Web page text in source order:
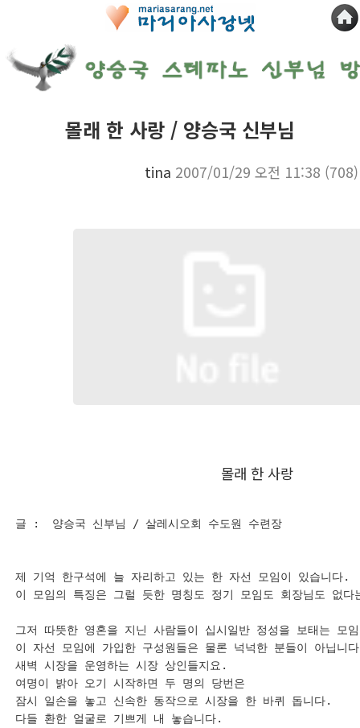
몰래 한 사랑 / 양승국 신부님
tina 2007/01/29 오전 11:38 (708)
몰래 한 사랑
글 :  양승국 신부님 / 살레시오회 수도원 수련장
제 기억 한구석에 늘 자리하고 있는 한 자선 모임이 있습니다.
이 모임의 특징은 그럴 듯한 명칭도 정기 모임도 회장님도 없
그저 따뜻한 영혼을 지닌 사람들이 십시일반 정성을 보태는 모
이 자선 모임에 가입한 구성원들은 물론 넉넉한 분들이 아닙니
새벽 시장을 운영하는 시장 상인들지요.
여명이 밝아 오기 시작하면 두 명의 당번은
잠시 일손을 놓고 신속한 동작으로 시장을 한 바퀴 돕니다.
다들 환한 얼굴로 기쁘게 내 놓습니다.